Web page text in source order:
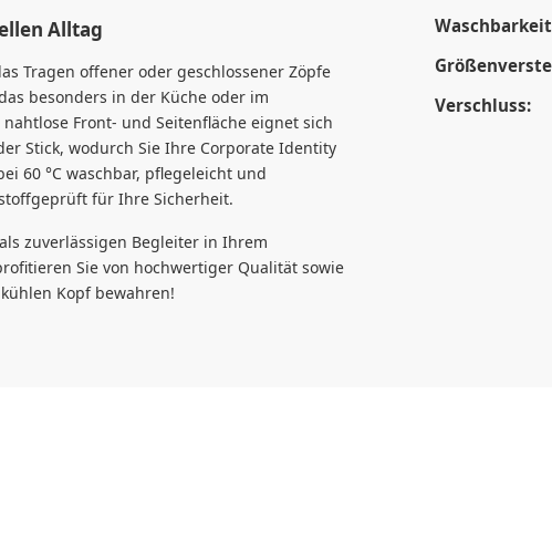
Alltag
Tragen offener oder geschlossener Zöpfe
besonders in der Küche oder im
Front- und Seitenfläche eignet sich
Stick, wodurch Sie Ihre Corporate Identity
60 °C waschbar, pflegeleicht und
für Ihre Sicherheit.
zuverlässigen Begleiter in Ihrem
Sie von hochwertiger Qualität sowie
Kopf bewahren!
Verschluss: